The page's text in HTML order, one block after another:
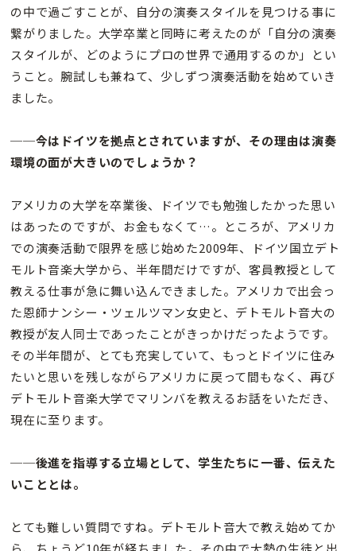
の中で過ごすことが、自分の演奏スタイルを見つける事に
繋がりました。大学卒業と同時に考えたのが「自分の演奏
スタイルが、どのようにプロの世界で通用するのか」とい
うこと。腕試しも兼ねて、少しずつ演奏活動を始めていき
ました。
──今はドイツを拠点とされていますが、その理由は演奏
環境の面が大きいのでしょうか？
アメリカの大学を卒業後、ドイツでも勉強したかった思い
はあったのですが、お金もなくて…。ところが、アメリカ
での演奏活動で限界を感じ始めた2009年、ドイツ国立デト
モルト音楽大学から、半年間だけですが、客員教授として
教える仕事が急に舞い込んできました。アメリカで出会っ
た恩師ナンシー・ツェルツマン女史と、デトモルト音大の
教授が友人同士であったことがきっかけだったようです。
その半年間が、とても充実していて、もっとドイツに住み
たいと思いを残しながらアメリカに戻って間もなく、再び
デトモルト音楽大学でマリンバを教えるお話をいただき、
現在に至ります。
──後進を指導する立場として、学生たちに一番、伝えた
いこととは。
とても難しい質問ですね。デトモルト音大で教え始めてか